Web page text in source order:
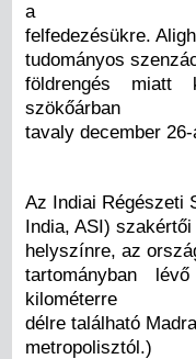
a
felfedezésükre.
tudományos
földrengés miatt
szökőárban
tavaly december 26-
Az Indiai Régészeti
India, ASI)
helyszínre, az
tartományban
kilométerre
délre található
metropolisztól.)